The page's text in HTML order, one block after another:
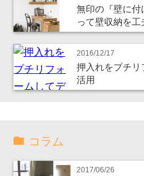
無印の『壁に付
って壁収納を工
2016/12/17
押入れをプチリ
活用
コラム
2017/06/26